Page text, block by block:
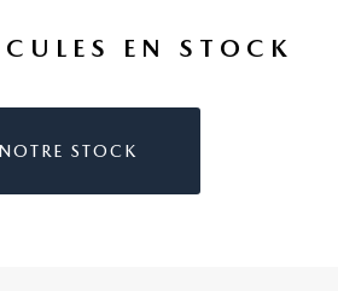
EN STOCK
NOTRE STOCK